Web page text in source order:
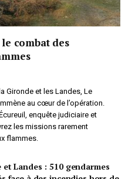
combat des
Gironde et les Landes, Le
au cœur de l’opération.
enquête judiciaire et
les missions rarement
flammes.
et Landes : 510 gendarmes